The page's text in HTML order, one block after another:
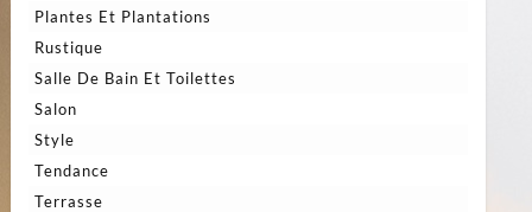
Plantes Et Plantations
Rustique
Salle De Bain Et Toilettes
Salon
Style
Tendance
Terrasse